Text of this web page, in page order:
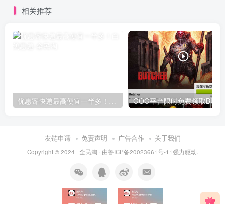
相关推荐
优惠寄快递最高便宜一半多！白鸽惠递
友链申请 免责声明 广告合作 关于我们
Copyright © 2024 · 全民淘 · 由鲁ICP备20023661号-11强力驱动.